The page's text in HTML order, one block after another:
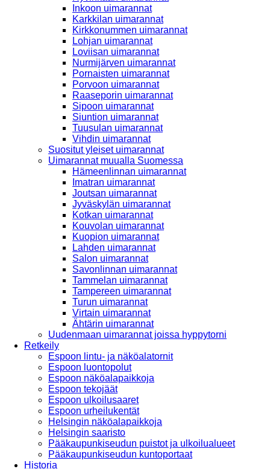
Inkoon uimarannat
Karkkilan uimarannat
Kirkkonummen uimarannat
Lohjan uimarannat
Loviisan uimarannat
Nurmijärven uimarannat
Pornaisten uimarannat
Porvoon uimarannat
Raaseporin uimarannat
Sipoon uimarannat
Siuntion uimarannat
Tuusulan uimarannat
Vihdin uimarannat
Suositut yleiset uimarannat
Uimarannat muualla Suomessa
Hämeenlinnan uimarannat
Imatran uimarannat
Joutsan uimarannat
Jyväskylän uimarannat
Kotkan uimarannat
Kouvolan uimarannat
Kuopion uimarannat
Lahden uimarannat
Salon uimarannat
Savonlinnan uimarannat
Tammelan uimarannat
Tampereen uimarannat
Turun uimarannat
Virtain uimarannat
Ähtärin uimarannat
Uudenmaan uimarannat joissa hyppytorni
Retkeily
Espoon lintu- ja näköalatornit
Espoon luontopolut
Espoon näköalapaikkoja
Espoon tekojäät
Espoon ulkoilusaaret
Espoon urheilukentät
Helsingin näköalapaikkoja
Helsingin saaristo
Pääkaupunkiseudun puistot ja ulkoilualueet
Pääkaupunkiseudun kuntoportaat
Historia